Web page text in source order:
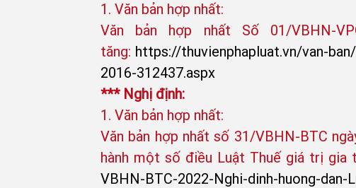
1. Văn bản hợp nhất:
Văn bản hợp nhất Số 01/VBHN-
tăng: https://thuvienphapluat.vn/van-
2016-312437.aspx​
*** Nghị định:
1. Văn bản hợp nhất:
Văn bản hợp nhất số 31/VBHN-BTC
hành một số điều Luật Thuế giá trị gia
VBHN-BTC-2022-Nghi-dinh-huong-